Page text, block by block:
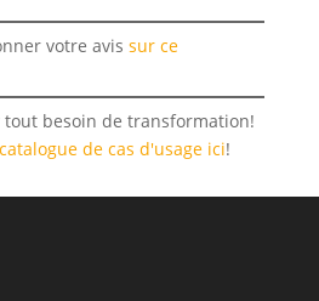
votre avis sur ce
tout besoin de transformation!
catalogue de cas d'usage ici!